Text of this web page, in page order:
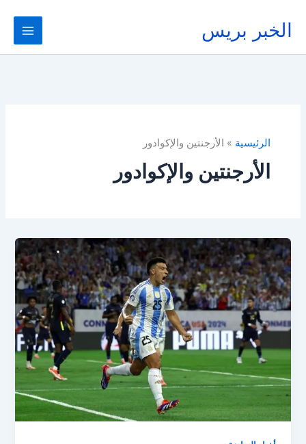
المحتوى
الخبر بريس
الرئيسية الأرجنتين والإكوادور
الأرجنتين والإكوادور